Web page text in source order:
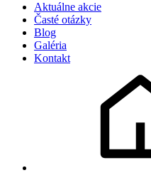
Aktuálne akcie
Časté otázky
Blog
Galéria
Kontakt